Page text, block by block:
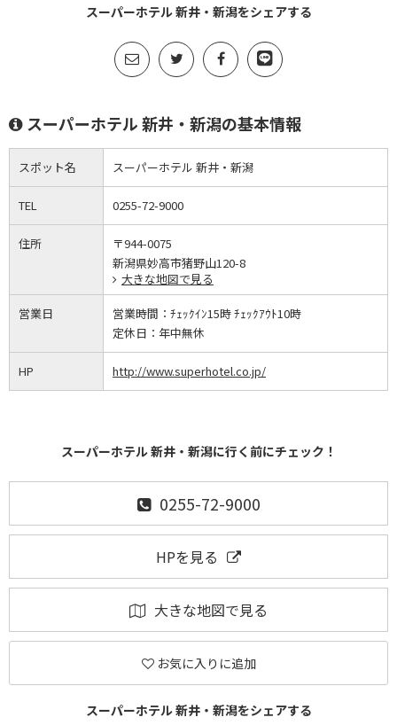
スーパーホテル 新井・新潟をシェアする
スーパーホテル 新井・新潟の基本情報
スポット名 スーパーホテル 新井・新潟
TEL 0255-72-9000
住所
〒944-0075
新潟県妙高市猪野山120-8
大きな地図で見る
営業日 営業時間： ﾁｪｯｸｲﾝ15時 ﾁｪｯｸｱｳﾄ10時
定休日： 年中無休
HP http://www.superhotel.co.jp/
スーパーホテル 新井・新潟に行く前にチェック！
0255-72-9000
HPを見る
大きな地図で見る
お気に入りに追加
スーパーホテル 新井・新潟をシェアする